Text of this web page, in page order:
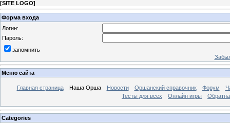
[SITE LOGO]
Форма входа
Логин:
Пароль:
запомнить
Меню сайта
Главная страница Наша Орша Новости Оршанский справочник Форум
Тесты для всех
Онлайн игры
Categories